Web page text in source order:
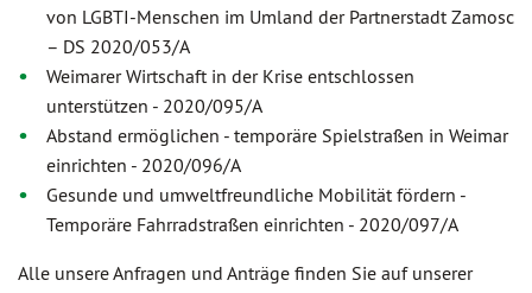
von LGBTI-Menschen im Umland der Partnerstadt Zamosc
– DS 2020/053/A
Weimarer Wirtschaft in der Krise entschlossen
unterstützen - 2020/095/A
Abstand ermöglichen - temporäre Spielstraßen in Weimar
einrichten - 2020/096/A
Gesunde und umweltfreundliche Mobilität fördern -
Temporäre Fahrradstraßen einrichten - 2020/097/A
Alle unsere Anfragen und Anträge finden Sie auf unserer